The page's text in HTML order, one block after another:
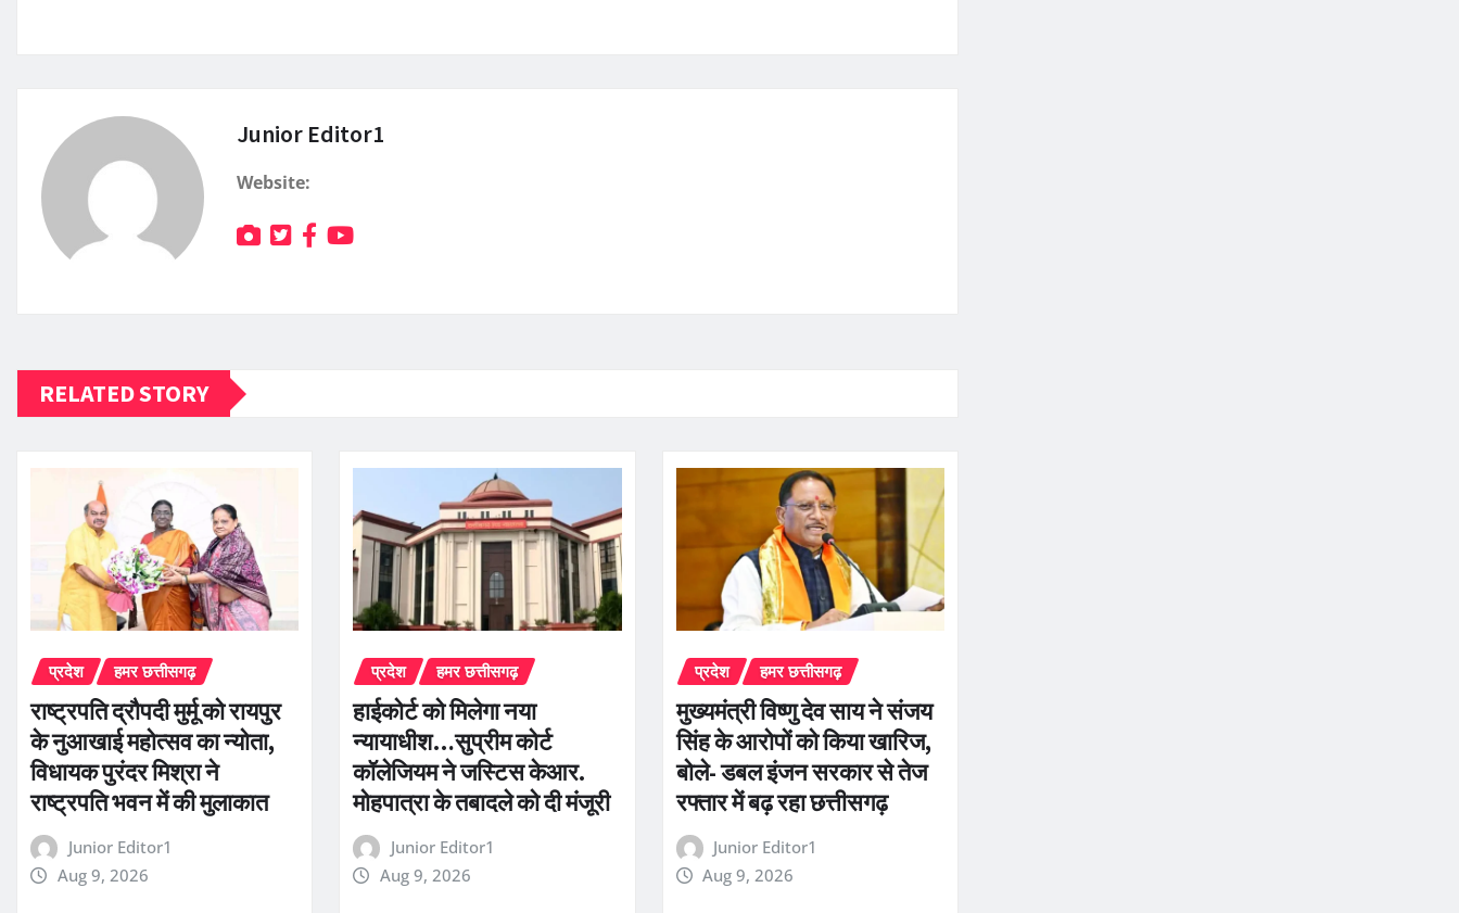
Junior Editor1
Website:
RELATED STORY
प्रदेश हमर छत्तीसगढ़
राष्ट्रपति द्रौपदी मुर्मू को रायपुर
के नुआखाई महोत्सव का न्योता,
विधायक पुरंदर मिश्रा ने
राष्ट्रपति भवन में की मुलाकात
Junior Editor1
Aug 9, 2026
प्रदेश हमर छत्तीसगढ़
हाईकोर्ट को मिलेगा नया
न्यायाधीश…सुप्रीम कोर्ट
कॉलेजियम ने जस्टिस केआर.
मोहपात्रा के तबादले को दी मंजूरी
Junior Editor1
Aug 9, 2026
प्रदेश हमर छत्तीसगढ़
मुख्यमंत्री विष्णु देव साय ने संजय
सिंह के आरोपों को किया खारिज,
बोले- डबल इंजन सरकार से तेज
रफ्तार में बढ़ रहा छत्तीसगढ़
Junior Editor1
Aug 9, 2026